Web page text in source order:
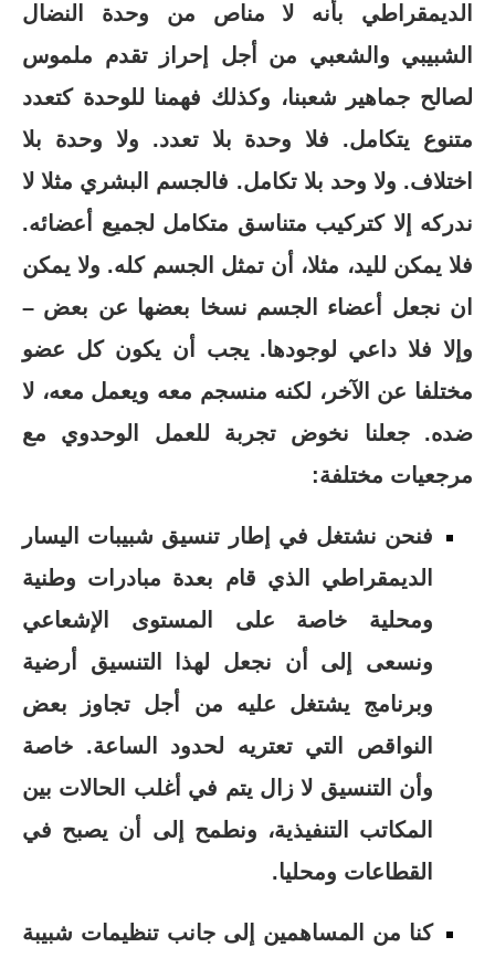
الديمقراطي بأنه لا مناص من وحدة النضال
الشبيبي والشعبي من أجل إحراز تقدم ملموس
لصالح جماهير شعبنا، وكذلك فهمنا للوحدة كتعدد
متنوع يتكامل. فلا وحدة بلا تعدد. ولا وحدة بلا
اختلاف. ولا وحد بلا تكامل. فالجسم البشري مثلا لا
ندركه إلا كتركيب متناسق متكامل لجميع أعضائه.
فلا يمكن لليد، مثلا، أن تمثل الجسم كله. ولا يمكن
ان نجعل أعضاء الجسم نسخا بعضها عن بعض –
وإلا فلا داعي لوجودها. يجب أن يكون كل عضو
مختلفا عن الآخر، لكنه منسجم معه ويعمل معه، لا
ضده. جعلنا نخوض تجربة للعمل الوحدوي مع
مرجعيات مختلفة:
فنحن نشتغل في إطار تنسيق شبيبات اليسار
الديمقراطي الذي قام بعدة مبادرات وطنية
ومحلية خاصة على المستوى الإشعاعي
ونسعى إلى أن نجعل لهذا التنسيق أرضية
وبرنامج يشتغل عليه من أجل تجاوز بعض
النواقص التي تعتريه لحدود الساعة. خاصة
وأن التنسيق لا زال يتم في أغلب الحالات بين
المكاتب التنفيذية، ونطمح إلى أن يصبح في
القطاعات ومحليا.
كنا من المساهمين إلى جانب تنظيمات شبيبة